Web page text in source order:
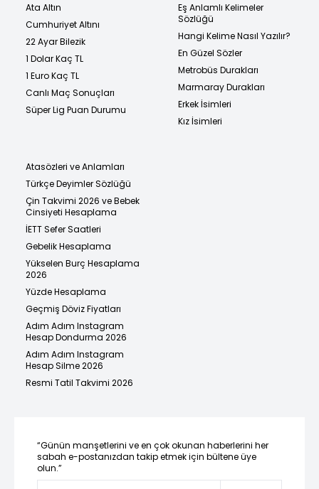
Ata Altın
Cumhuriyet Altını
22 Ayar Bilezik
1 Dolar Kaç TL
1 Euro Kaç TL
Canlı Maç Sonuçları
Süper Lig Puan Durumu
Eş Anlamlı Kelimeler
Sözlüğü
Hangi Kelime Nasıl Yazılır?
En Güzel Sözler
Metrobüs Durakları
Marmaray Durakları
Erkek İsimleri
Kız İsimleri
Atasözleri ve Anlamları
Türkçe Deyimler Sözlüğü
Çin Takvimi 2026 ve Bebek
Cinsiyeti Hesaplama
İETT Sefer Saatleri
Gebelik Hesaplama
Yükselen Burç Hesaplama
2026
Yüzde Hesaplama
Geçmiş Döviz Fiyatları
Adım Adım Instagram
Hesap Dondurma 2026
Adım Adım Instagram
Hesap Silme 2026
Resmi Tatil Takvimi 2026
“Günün manşetlerini ve en çok okunan haberlerini her
sabah e-postanızdan takip etmek için bültene üye
olun.”